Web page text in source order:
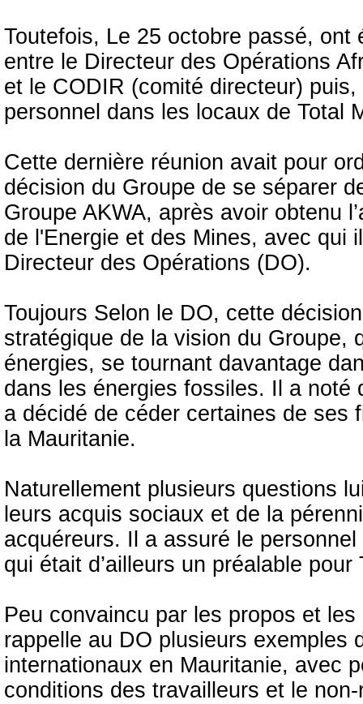
Toutefois, Le 25 octobre passé, ont
entre le Directeur des Opérations
et le CODIR (comité directeur)
personnel dans les locaux de Total
Cette dernière réunion avait pour
décision du Groupe de se séparer
Groupe AKWA, après avoir obtenu
de l'Energie et des Mines, avec qui
Directeur des Opérations (DO).
Toujours Selon le DO, cette
stratégique de la vision du Groupe,
énergies, se tournant davantage
dans les énergies fossiles. Il a noté
a décidé de céder certaines de ses
la Mauritanie.
Naturellement plusieurs questions
leurs acquis sociaux et de la
acquéreurs. Il a assuré le
qui était d’ailleurs un préalable
Peu convaincu par les propos et
rappelle au DO plusieurs exemples
internationaux en Mauritanie, avec
conditions des travailleurs et le